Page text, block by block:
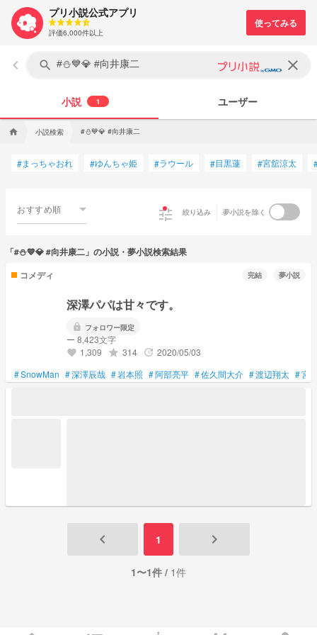
プリ小説公式アプリ
評価6,000件以上
keyboard_arrow_left search clear
小説 1 ユーザー
home 小説検索 #⛄💙💎 #向井康二
#まっちゃおれ #ゆんちゃ姫 #ラウール #目黒蓮 #宮舘涼太
おすすめ順 tune 絞り込み 夢小説を除く
「#⛄💙💎 #向井康二」の小説・夢小説検索結果
コメディ
完結 夢小説
深澤パパは甘々です。
lock フォロワー限定
ー 8,423文字
favorite 1,309 grade 314 update 2020/05/03
#SnowMan #深澤辰哉 #岩本照 #阿部亮平 #佐久間大介 #渡辺翔太 #宮
keyboard_arrow_left 1 keyboard_arrow_right
1〜1件 / 1件